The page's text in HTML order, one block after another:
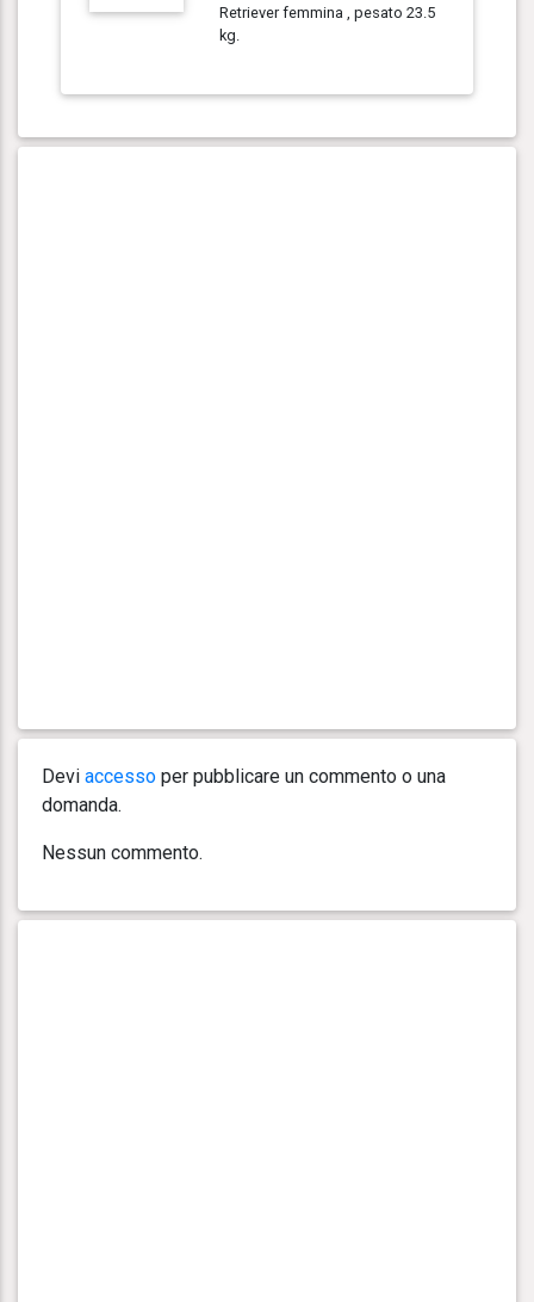
Retriever femmina , pesato 23.5
kg.
Devi accesso per pubblicare un commento o una
domanda.
Nessun commento.